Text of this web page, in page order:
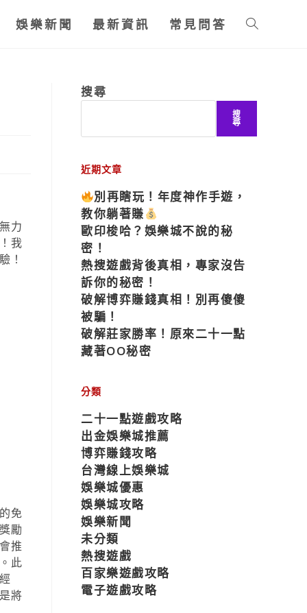
娛樂新聞 最新資訊 常見問答
力
我
！
免
勵
推
此
將
搜尋
搜
尋
近期文章
別再瞎玩！年度神作手遊，
教你躺著賺
歐印梭哈？娛樂城不說的秘
密！
熱搜遊戲背後真相，專家沒告
訴你的秘密！
破解博弈賺錢真相！別再傻傻
被騙！
破解莊家勝率！原來二十一點
藏著OO秘密
分類
二十一點遊戲攻略
出金娛樂城推薦
博弈賺錢攻略
台灣線上娛樂城
娛樂城優惠
娛樂城攻略
娛樂新聞
未分類
熱搜遊戲
百家樂遊戲攻略
電子遊戲攻略